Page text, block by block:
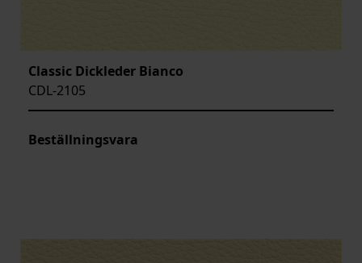
Classic Dickleder Bianco
CDL-2105
Beställningsvara